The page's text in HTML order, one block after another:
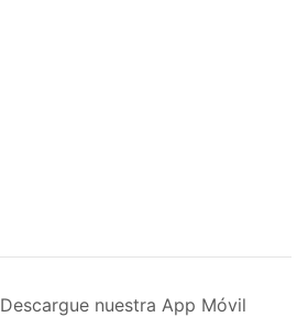
Descargue nuestra App Móvil